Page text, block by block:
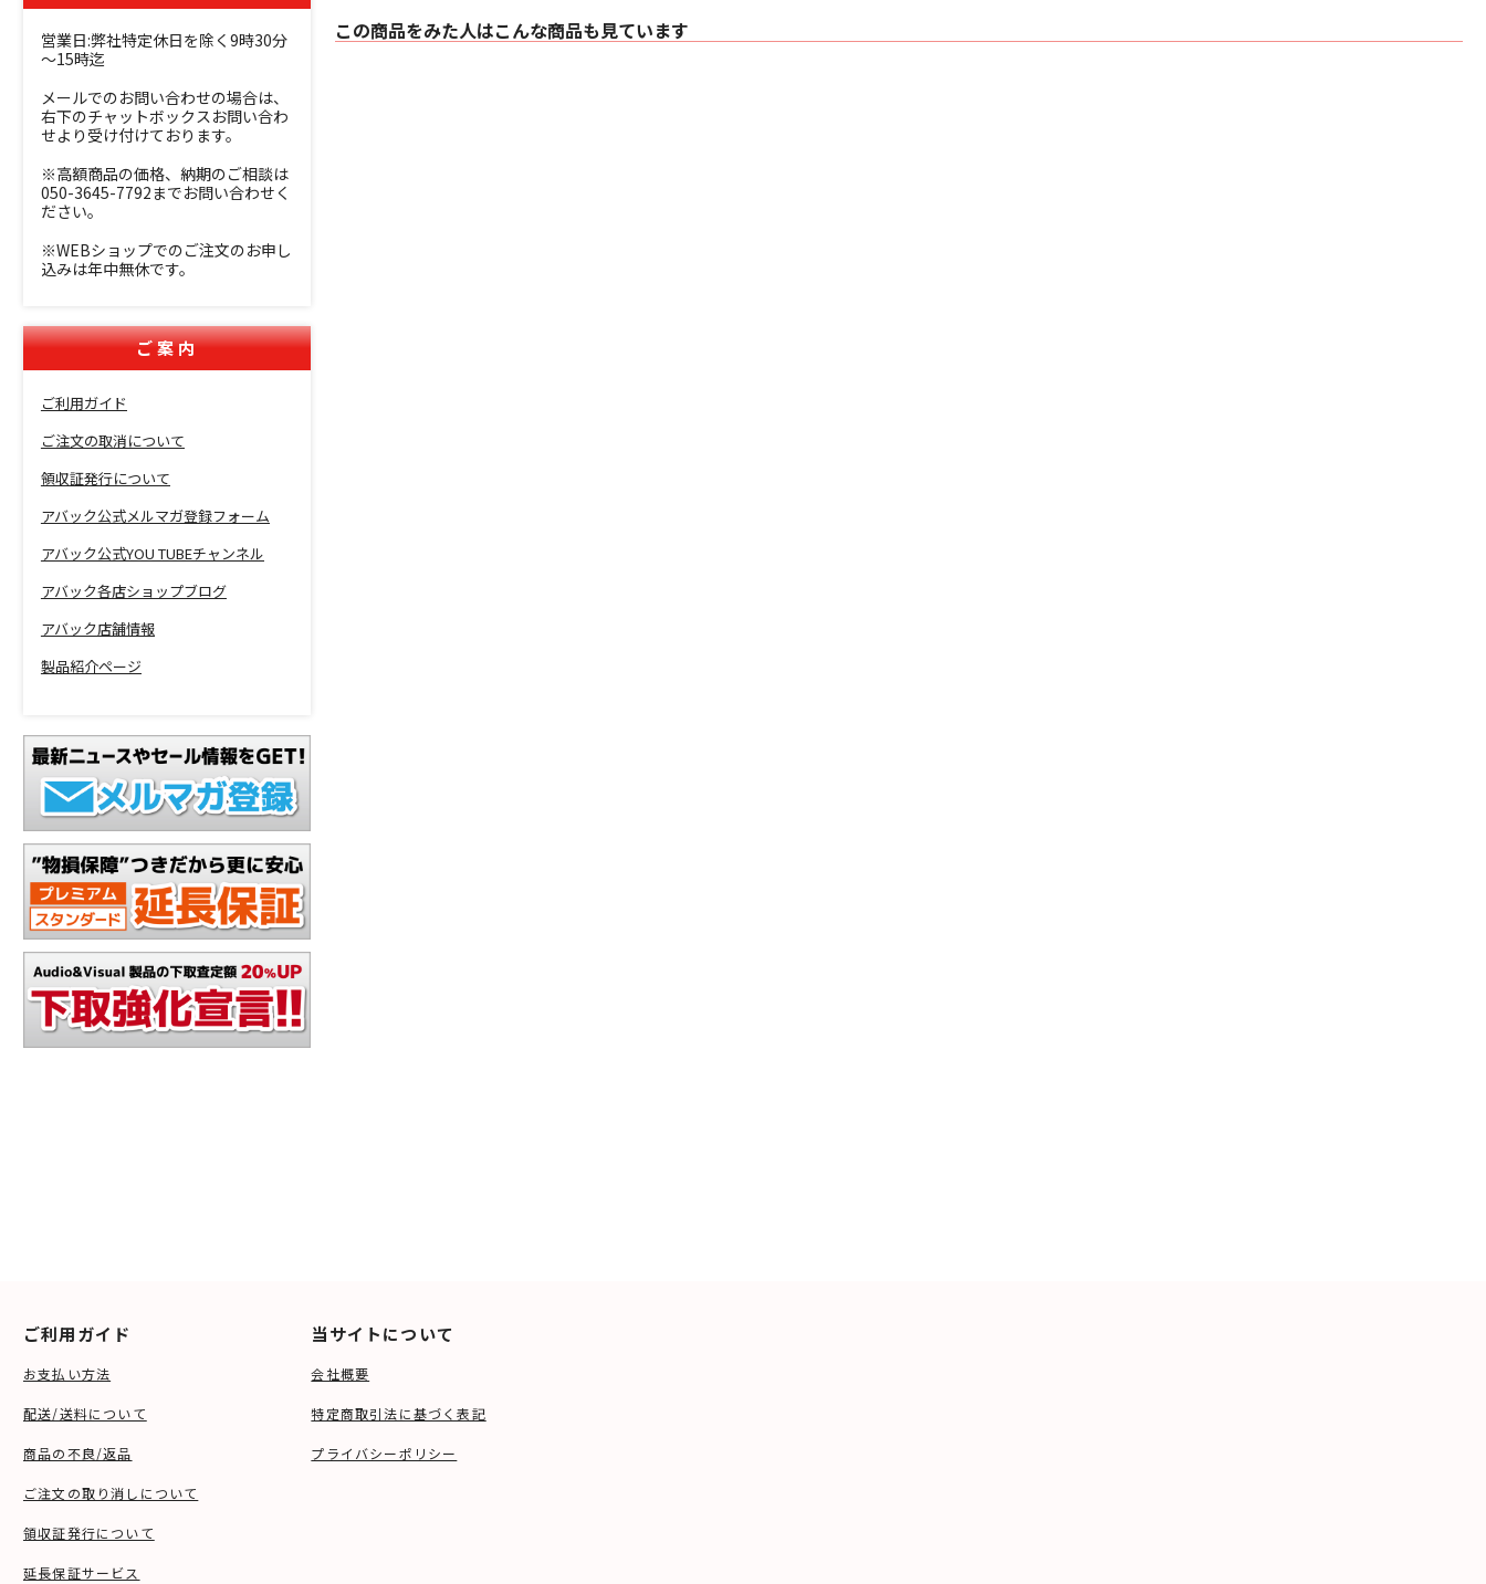
営業日:弊社特定休日を除く9時30分
～15時迄
メールでのお問い合わせの場合は、
右下のチャットボックスお問い合わ
せより受け付けております。
※高額商品の価格、納期のご相談は
050-3645-7792までお問い合わせく
ださい。
※WEBショップでのご注文のお申し
込みは年中無休です。
ご案内
ご利用ガイド
ご注文の取消について
領収証発行について
アバック公式メルマガ登録フォーム
アバック公式YOU TUBEチャンネル
アバック各店ショップブログ
アバック店舗情報
製品紹介ページ
この商品をみた人はこんな商品も見ています
ご利用ガイド
お支払い方法
配送/送料について
商品の不良/返品
ご注文の取り消しについて
領収証発行について
延長保証サービス
当サイトについて
会社概要
特定商取引法に基づく表記
プライバシーポリシー